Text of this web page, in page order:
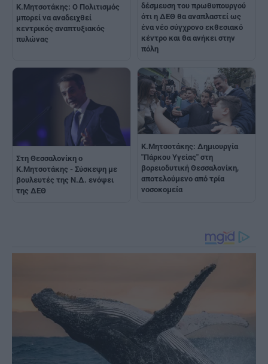
Κ.Μητσοτάκης: Ο Πολιτισμός
μπορεί να αναδειχθεί
κεντρικός αναπτυξιακός
πυλώνας
δέσμευση του πρωθυπουργού
ότι η ΔΕΘ θα αναπλαστεί ως
ένα νέο σύγχρονο εκθεσιακό
κέντρο και θα ανήκει στην
πόλη
Στη Θεσσαλονίκη ο
Κ.Μητσοτάκης - Σύσκεψη με
βουλευτές της Ν.Δ. ενόψει
της ΔΕΘ
Κ.Μητσοτάκης: Δημιουργία
"Πάρκου Υγείας" στη
βορειοδυτική Θεσσαλονίκη,
αποτελούμενο από τρία
νοσοκομεία